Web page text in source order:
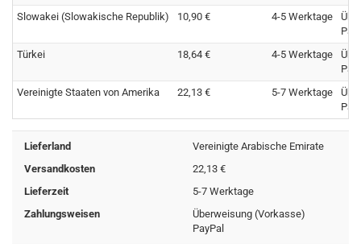
Slowakei (Slowakische Republik)
10,90 € 4-5 Werktage
Türkei
18,64 € 4-5 Werktage
Vereinigte Staaten von Amerika
22,13 € 5-7 Werktage
Lieferland
Vereinigte Arabische Emirate
Versandkosten
22,13 €
Lieferzeit
5-7 Werktage
Zahlungsweisen
Überweisung (Vorkasse)
PayPal